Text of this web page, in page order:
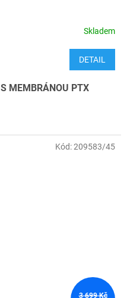
Skladem
DETAIL
MEMBRÁNOU PTX
3 699 Kč
Kód:209583/45